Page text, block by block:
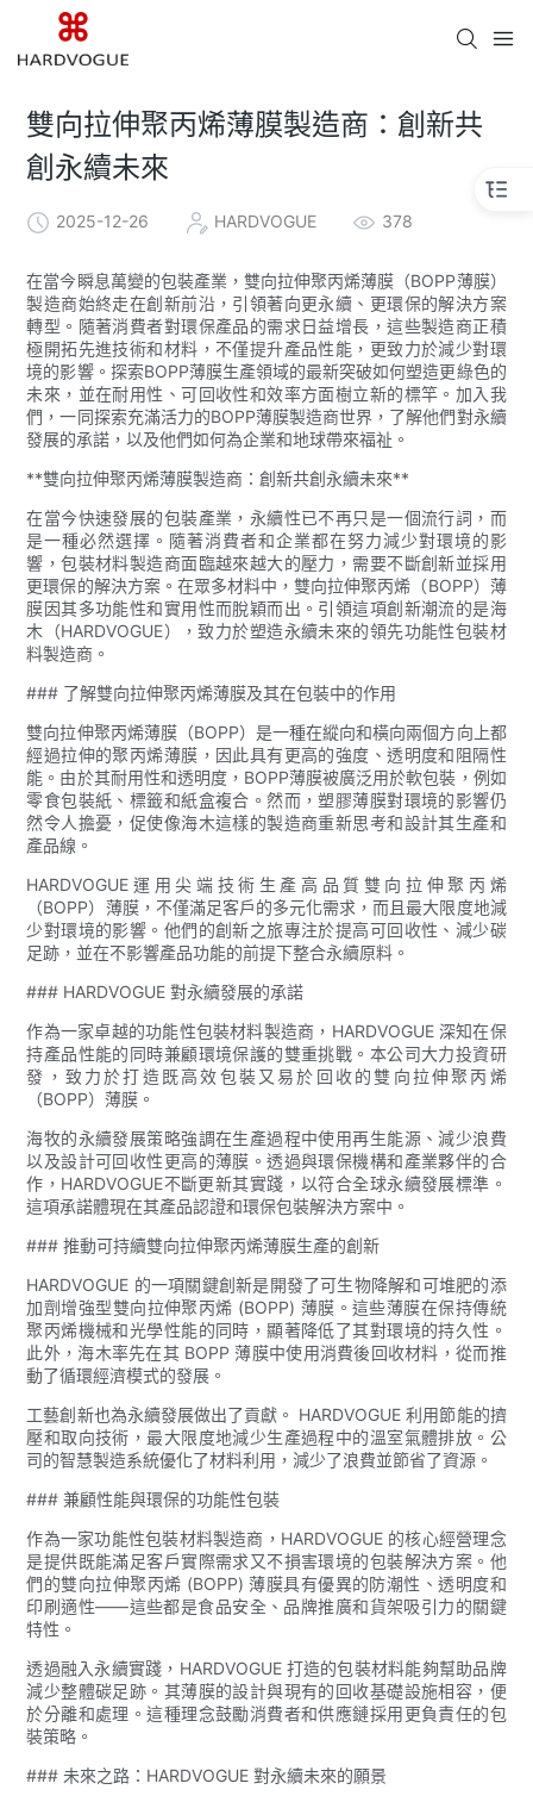
雙向拉伸聚丙烯薄膜製造商：創新共
創永續未來
2025-12-26 HARDVOGUE 378
在當今瞬息萬變的包裝產業，雙向拉伸聚丙烯薄膜（BOPP薄膜）
製造商始終走在創新前沿，引領著向更永續、更環保的解決方案
轉型。隨著消費者對環保產品的需求日益增長，這些製造商正積
極開拓先進技術和材料，不僅提升產品性能，更致力於減少對環
境的影響。探索BOPP薄膜生產領域的最新突破如何塑造更綠色的
未來，並在耐用性、可回收性和效率方面樹立新的標竿。加入我
們，一同探索充滿活力的BOPP薄膜製造商世界，了解他們對永續
發展的承諾，以及他們如何為企業和地球帶來福祉。
**雙向拉伸聚丙烯薄膜製造商：創新共創永續未來**
在當今快速發展的包裝產業，永續性已不再只是一個流行詞，而
是一種必然選擇。隨著消費者和企業都在努力減少對環境的影
響，包裝材料製造商面臨越來越大的壓力，需要不斷創新並採用
更環保的解決方案。在眾多材料中，雙向拉伸聚丙烯（BOPP）薄
膜因其多功能性和實用性而脫穎而出。引領這項創新潮流的是海
木（HARDVOGUE），致力於塑造永續未來的領先功能性包裝材
料製造商。
### 了解雙向拉伸聚丙烯薄膜及其在包裝中的作用
雙向拉伸聚丙烯薄膜（BOPP）是一種在縱向和橫向兩個方向上都
經過拉伸的聚丙烯薄膜，因此具有更高的強度、透明度和阻隔性
能。由於其耐用性和透明度，BOPP薄膜被廣泛用於軟包裝，例如
零食包裝紙、標籤和紙盒複合。然而，塑膠薄膜對環境的影響仍
然令人擔憂，促使像海木這樣的製造商重新思考和設計其生產和
產品線。
HARDVOGUE運用尖端技術生產高品質雙向拉伸聚丙烯
（BOPP）薄膜，不僅滿足客戶的多元化需求，而且最大限度地減
少對環境的影響。他們的創新之旅專注於提高可回收性、減少碳
足跡，並在不影響產品功能的前提下整合永續原料。
### HARDVOGUE 對永續發展的承諾
作為一家卓越的功能性包裝材料製造商，HARDVOGUE 深知在保
持產品性能的同時兼顧環境保護的雙重挑戰。本公司大力投資研
發，致力於打造既高效包裝又易於回收的雙向拉伸聚丙烯
（BOPP）薄膜。
海牧的永續發展策略強調在生產過程中使用再生能源、減少浪費
以及設計可回收性更高的薄膜。透過與環保機構和產業夥伴的合
作，HARDVOGUE不斷更新其實踐，以符合全球永續發展標準。
這項承諾體現在其產品認證和環保包裝解決方案中。
### 推動可持續雙向拉伸聚丙烯薄膜生產的創新
HARDVOGUE 的一項關鍵創新是開發了可生物降解和可堆肥的添
加劑增強型雙向拉伸聚丙烯 (BOPP) 薄膜。這些薄膜在保持傳統
聚丙烯機械和光學性能的同時，顯著降低了其對環境的持久性。
此外，海木率先在其 BOPP 薄膜中使用消費後回收材料，從而推
動了循環經濟模式的發展。
工藝創新也為永續發展做出了貢獻。 HARDVOGUE 利用節能的擠
壓和取向技術，最大限度地減少生產過程中的溫室氣體排放。公
司的智慧製造系統優化了材料利用，減少了浪費並節省了資源。
### 兼顧性能與環保的功能性包裝
作為一家功能性包裝材料製造商，HARDVOGUE 的核心經營理念
是提供既能滿足客戶實際需求又不損害環境的包裝解決方案。他
們的雙向拉伸聚丙烯 (BOPP) 薄膜具有優異的防潮性、透明度和
印刷適性——這些都是食品安全、品牌推廣和貨架吸引力的關鍵
特性。
透過融入永續實踐，HARDVOGUE 打造的包裝材料能夠幫助品牌
減少整體碳足跡。其薄膜的設計與現有的回收基礎設施相容，便
於分離和處理。這種理念鼓勵消費者和供應鏈採用更負責任的包
裝策略。
### 未來之路：HARDVOGUE 對永續未來的願景